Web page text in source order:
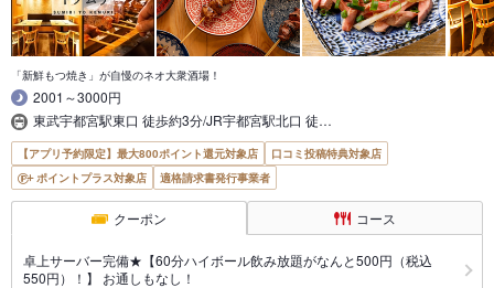
「新鮮もつ焼き」が自慢のネオ大衆酒場！
2001～3000円
東武宇都宮駅東口 徒歩約3分/JR宇都宮駅北口 徒…
【アプリ予約限定】最大800ポイント還元対象店
口コミ投稿特典対象店
ポイントプラス対象店
適格請求書発行事業者
クーポン コース
卓上サーバー完備★【60分ハイボール飲み放題がなんと500円（税込
550円）！】 お通しもなし！